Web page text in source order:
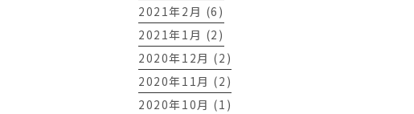
2021年2月 (6)
2021年1月 (2)
2020年12月 (2)
2020年11月 (2)
2020年10月 (1)